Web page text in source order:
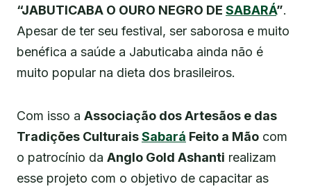
“JABUTICABA O OURO NEGRO DE SABARÁ”.
Apesar de ter seu festival, ser saborosa e muito
benéfica a saúde a Jabuticaba ainda não é
muito popular na dieta dos brasileiros.
Com isso a Associação dos Artesãos e das
Tradições CulturaisSabará Feito a Mão com
o patrocínio da Anglo Gold Ashanti realizam
esse projeto com o objetivo de capacitar as